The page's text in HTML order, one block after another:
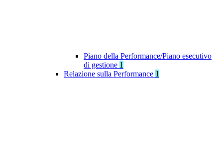
Piano della Performance/Piano esecutivo
di gestione 1
Relazione sulla Performance 1